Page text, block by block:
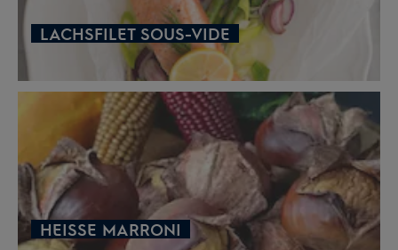
LACHSFILET SOUS-VIDE
HEISSE MARRONI